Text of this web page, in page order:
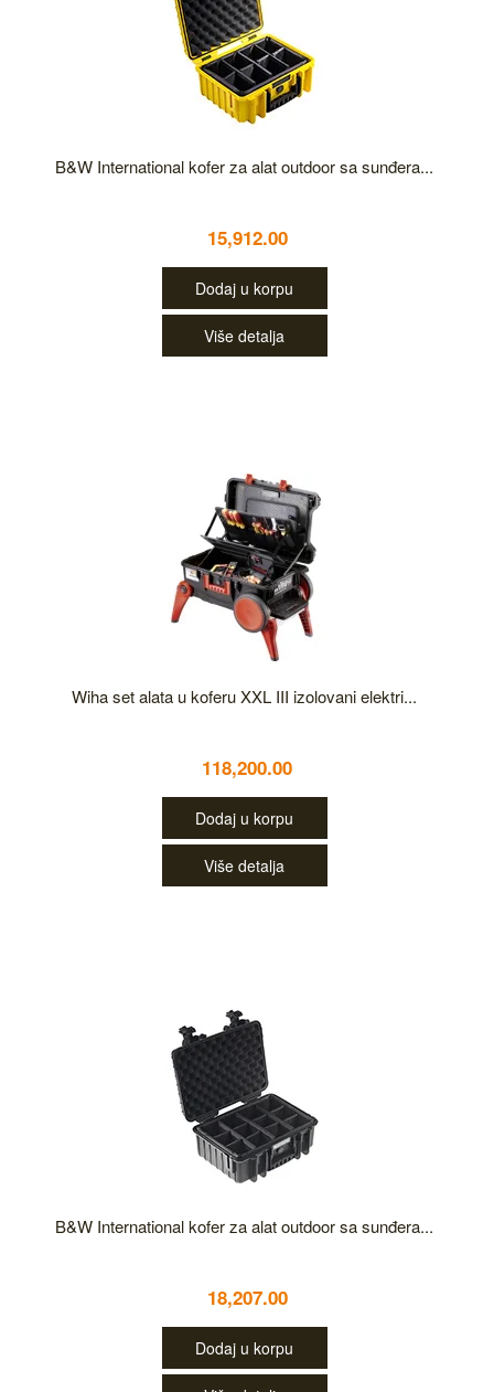
B&W International kofer za alat outdoor sa sunđera...
15,912.00
Dodaj u korpu
Više detalja
Wiha set alata u koferu XXL III izolovani elektri...
118,200.00
Dodaj u korpu
Više detalja
B&W International kofer za alat outdoor sa sunđera...
18,207.00
Dodaj u korpu